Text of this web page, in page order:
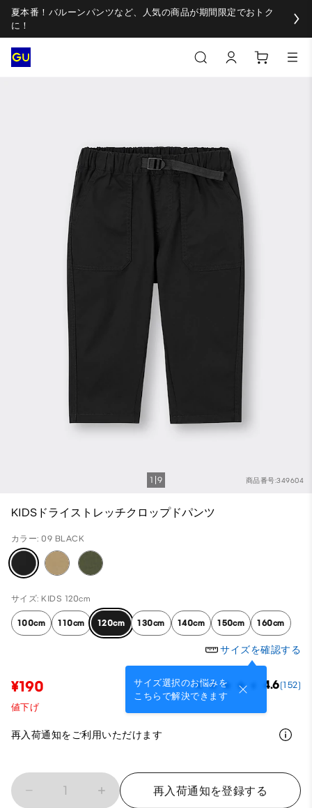
夏本番！バルーンパンツなど、人気の商品が期間限定でおトク
に！
商品番号:349604
1 9
KIDSドライストレッチクロップドパンツ
カラー: 09 BLACK
サイズ: KIDS 120cm
100cm 110cm 120cm 130cm 140cm 150cm 160cm
サイズを確認する
サイズ選択のお悩みを
こちらで解決できます
¥190 4.6(152)
値下げ
再入荷通知をご利用いただけます
1 再入荷通知を登録する